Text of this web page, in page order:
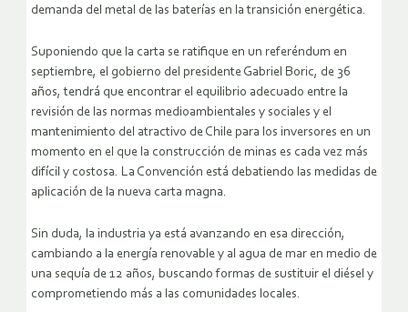
demanda del metal de las baterías en la transición energética.
Suponiendo que la carta se ratifique en un referéndum en
septiembre, el gobierno del presidente Gabriel Boric, de 36
años, tendrá que encontrar el equilibrio adecuado entre la
revisión de las normas medioambientales y sociales y el
mantenimiento del atractivo de Chile para los inversores en un
momento en el que la construcción de minas es cada vez más
difícil y costosa. La Convención está debatiendo las medidas de
aplicación de la nueva carta magna.
Sin duda, la industria ya está avanzando en esa dirección,
cambiando a la energía renovable y al agua de mar en medio de
una sequía de 12 años, buscando formas de sustituir el diésel y
comprometiendo más a las comunidades locales.